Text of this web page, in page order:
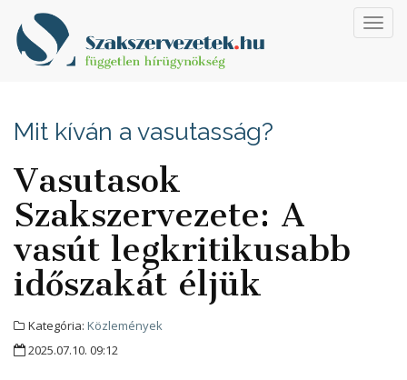
Mit kíván a vasutasság?
Vasutasok
Szakszervezete: A
vasút legkritikusabb
időszakát éljük
Kategória: Közlemények
2025.07.10. 09:12